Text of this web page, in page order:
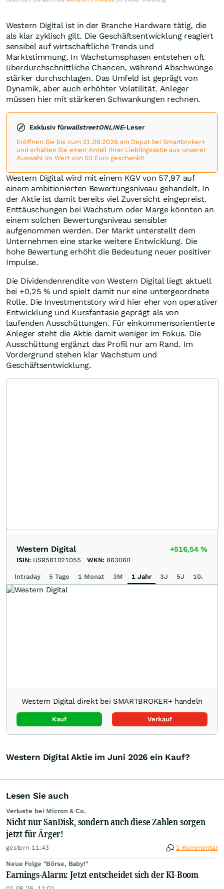
Western Digital ist in der Branche Hardware tätig, die
als klar zyklisch gilt. Die Geschäftsentwicklung reagiert
sensibel auf wirtschaftliche Trends und
Marktstimmung. In Wachstumsphasen entstehen oft
überdurchschnittliche Chancen, während Abschwünge
stärker durchschlagen. Das Umfeld ist geprägt von
Dynamik, aber auch erhöhter Volatilität. Anleger
müssen hier mit stärkeren Schwankungen rechnen.
Exklusiv fürwallstreetONLINE-Leser
Eröffnen Sie bis zum 31.08.2026 ein Depot bei Smartbroker+
und erhalten Sie einen Anteil Ihrer Lieblingsaktie aus unserer
Auswahl im Wert von 50 Euro geschenkt!
Western Digital wird mit einem KGV von 57,97 auf
einem ambitionierten Bewertungsniveau gehandelt. In
der Aktie ist damit bereits viel Zuversicht eingepreist.
Enttäuschungen bei Wachstum oder Marge könnten an
einem solchen Bewertungsniveau sensibler
aufgenommen werden. Der Markt unterstellt dem
Unternehmen eine starke weitere Entwicklung. Die
hohe Bewertung erhöht die Bedeutung neuer positiver
Impulse.
Die Dividendenrendite von Western Digital liegt aktuell
bei +0,25 % und spielt damit nur eine untergeordnete
Rolle. Die Investmentstory wird hier eher von operativer
Entwicklung und Kursfantasie geprägt als von
laufenden Ausschüttungen. Für einkommensorientierte
Anleger steht die Aktie damit weniger im Fokus. Die
Ausschüttung ergänzt das Profil nur am Rand. Im
Vordergrund stehen klar Wachstum und
Geschäftsentwicklung.
Western Digital +516,54%
ISIN: US9581021055 WKN: 863060
Intraday 5 Tage 1 Monat 3M 1 Jahr 3J 5J 10J
Western Digital direkt bei SMARTBROKER+ handeln
Kauf Verkauf
Western Digital Aktie im Juni 2026 ein Kauf?
Lesen Sie auch
Verluste bei Micron & Co.
Nicht nur SanDisk, sondern auch diese Zahlen sorgen
jetzt für Ärger!
gestern 11:43 1 Kommentar
Neue Folge "Börse, Baby!"
Earnings-Alarm: Jetzt entscheidet sich der KI-Boom